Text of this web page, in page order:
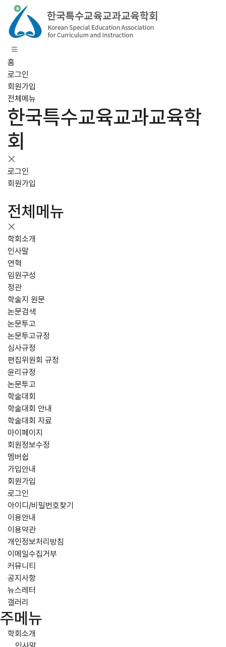
홈
로그인
회원가입
전체메뉴
한국특수교육교과교육학
회
로그인
회원가입
전체메뉴
학회소개
인사말
연혁
임원구성
정관
학술지 원문
논문검색
논문투고
논문투고규정
심사규정
편집위원회 규정
윤리규정
논문투고
학술대회
학술대회 안내
학술대회 자료
마이페이지
회원정보수정
멤버쉽
가입안내
회원가입
로그인
아이디/비밀번호찾기
이용안내
이용약관
개인정보처리방침
이메일수집거부
커뮤니티
공지사항
뉴스레터
갤러리
주메뉴
학회소개